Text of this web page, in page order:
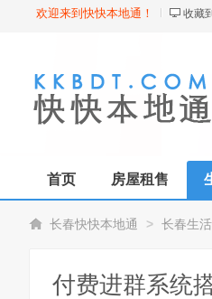
欢迎来到快快本地通！ 收藏
首页 房屋租售
长春快快本地通 > 长春生
付费进群系统